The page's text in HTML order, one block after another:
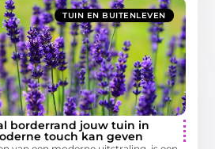
TUIN EN BUITENLEVEN
borderrand jouw tuin in
touch kan geven